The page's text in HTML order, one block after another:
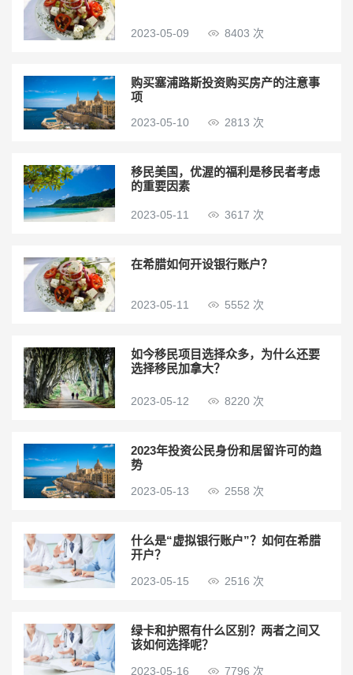
2023-05-09 8403 次
购买塞浦路斯投资购买房产的注意事
项
2023-05-10 2813 次
移民美国，优渥的福利是移民者考虑
的重要因素
2023-05-11 3617 次
在希腊如何开设银行账户？
2023-05-11 5552 次
如今移民项目选择众多，为什么还要
选择移民加拿大？
2023-05-12 8220 次
2023年投资公民身份和居留许可的趋
势
2023-05-13 2558 次
什么是“虚拟银行账户”？如何在希腊
开户？
2023-05-15 2516 次
绿卡和护照有什么区别？两者之间又
该如何选择呢？
2023-05-16 7796 次